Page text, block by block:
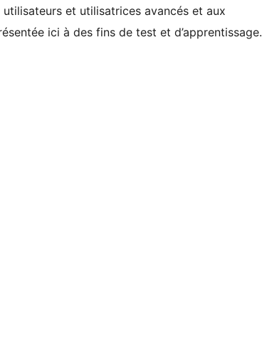
et utilisatrices avancés et aux
ici à des fins de test et d’apprentissage.